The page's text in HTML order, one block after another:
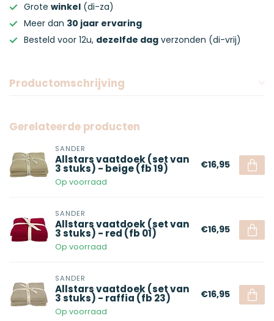
Grote winkel (di-za)
Meer dan 30 jaar ervaring
Besteld voor 12u, dezelfde dag verzonden (di-vrij)
Productomschrijving
Gerelateerde producten
SANDER
Allstars vaatdoek (set van
3 stuks) - beige (fb 19)
Op voorraad
€16,95
SANDER
Allstars vaatdoek (set van
3 stuks) - red (fb 01)
Op voorraad
€16,95
SANDER
Allstars vaatdoek (set van
3 stuks) - raffia (fb 23)
Op voorraad
€16,95